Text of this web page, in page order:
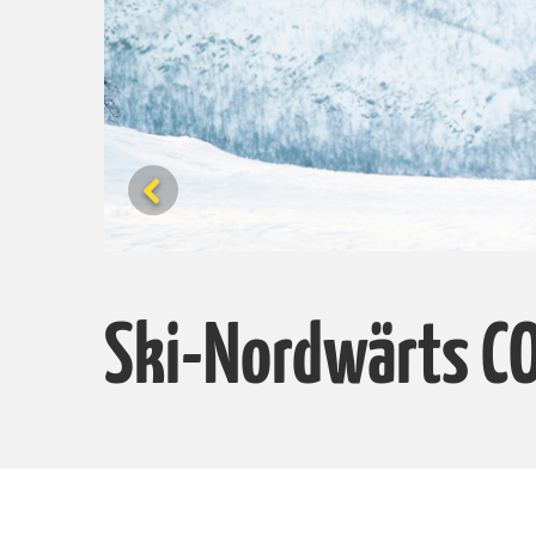
Ski-Nordwärts